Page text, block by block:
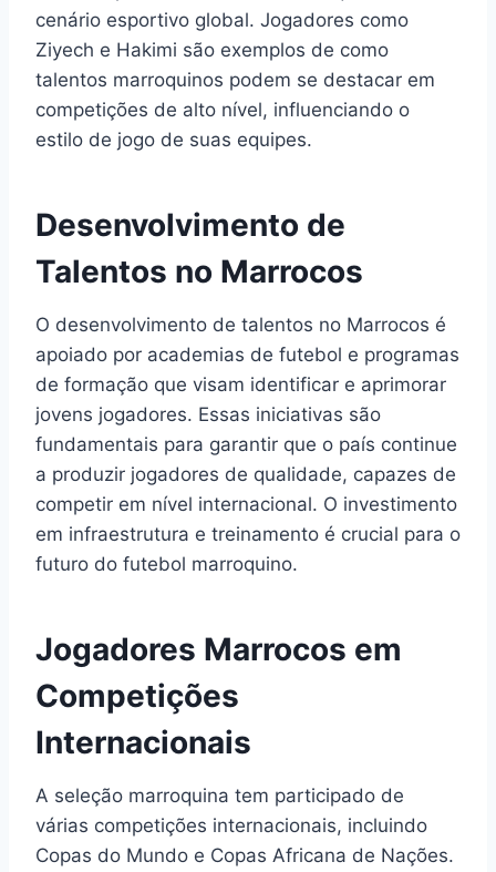
cenário esportivo global. Jogadores como
Ziyech e Hakimi são exemplos de como
talentos marroquinos podem se destacar em
competições de alto nível, influenciando o
estilo de jogo de suas equipes.
Desenvolvimento de
Talentos no Marrocos
O desenvolvimento de talentos no Marrocos é
apoiado por academias de futebol e programas
de formação que visam identificar e aprimorar
jovens jogadores. Essas iniciativas são
fundamentais para garantir que o país continue
a produzir jogadores de qualidade, capazes de
competir em nível internacional. O investimento
em infraestrutura e treinamento é crucial para o
futuro do futebol marroquino.
Jogadores Marrocos em
Competições
Internacionais
A seleção marroquina tem participado de
várias competições internacionais, incluindo
Copas do Mundo e Copas Africana de Nações.